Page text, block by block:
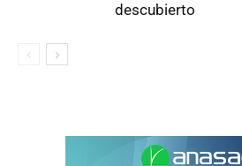
descubierto